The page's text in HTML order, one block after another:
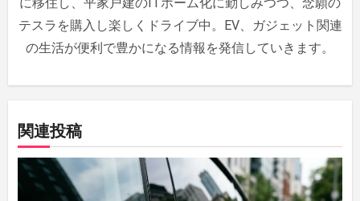
テスラを購入し楽しくドライブ中。EV、ガジェット関連
の生活が便利で豊かになる情報を発信していきます。
関連投稿